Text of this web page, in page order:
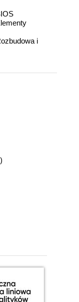
i
(41)
80386 (43)
(47)